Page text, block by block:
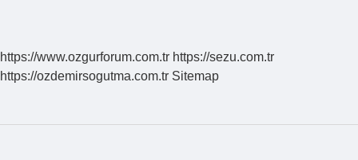
https://www.ozgurforum.com.tr https://sezu.com.tr
https://ozdemirsogutma.com.tr Sitemap